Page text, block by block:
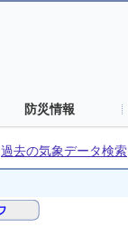
防災情報
過去の気象データ検索